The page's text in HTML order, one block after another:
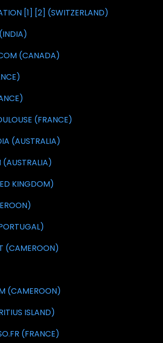
[1] [2] (SWITZERLAND)
(CANADA)
(FRANCE)
(AUSTRALIA)
(AUSTRALIA)
KINGDOM)
(CAMEROON)
(CAMEROON)
ISLAND)
(FRANCE)